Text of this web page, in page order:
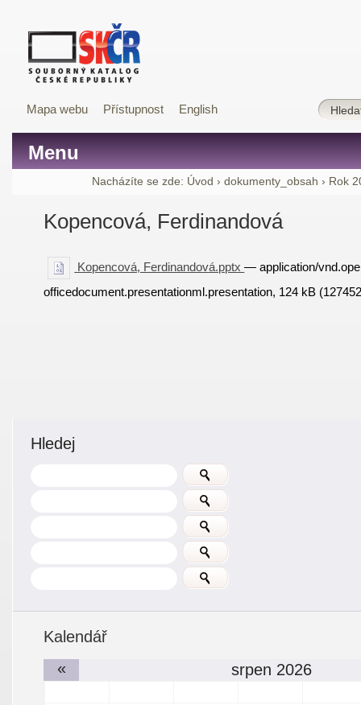
Mapa webu Přístupnost English
Menu
Nacházíte se zde: Úvod › dokumenty_obsah › Rok
Kopencová, Ferdinandová
Kopencová, Ferdinandová.pptx— application/
officedocument.presentationml.presentation, 124 kB
Hledej
Kalendář
«
srpen 2026